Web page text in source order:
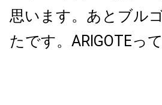
思います。あとブル
たです。ARIGOTEっ